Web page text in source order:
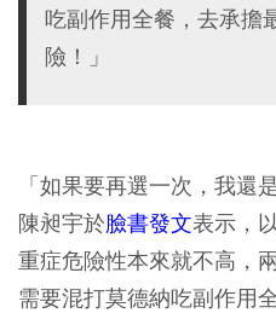
吃副作用全餐，去承擔
險！」
「如果要再選一次，我還
陳昶宇於臉書發文表示，
重症危險性本來就不高，
需要混打莫德納吃副作用